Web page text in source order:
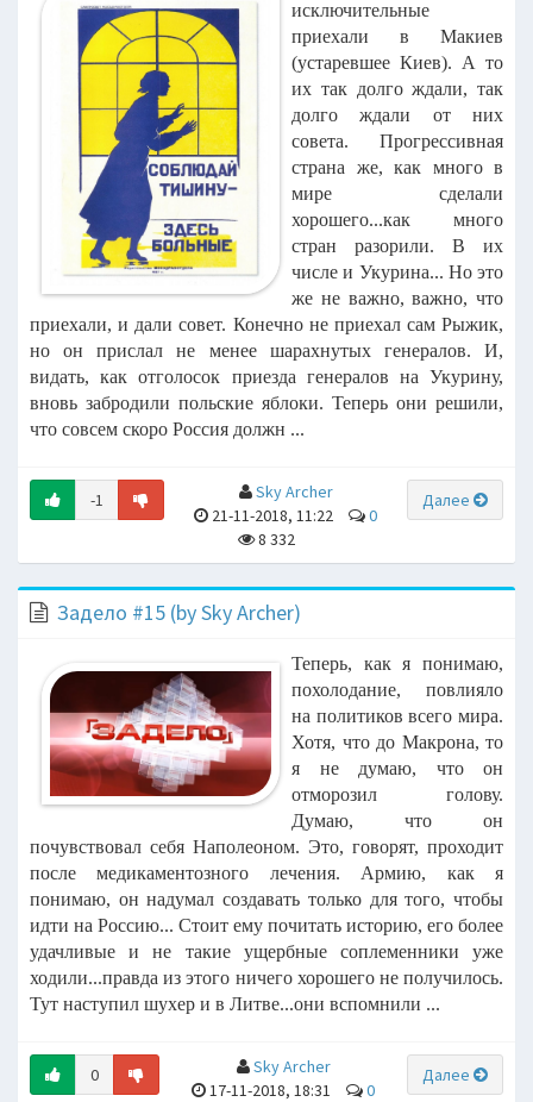
исключительные
приехали в Макиев
(устаревшее Киев). А то
их так долго ждали, так
долго ждали от них
совета. Прогрессивная
страна же, как много в
мире сделали
хорошего...как много
стран разорили. В их
числе и Укурина... Но это
же не важно, важно, что
приехали, и дали совет. Конечно не приехал сам Рыжик,
но он прислал не менее шарахнутых генералов. И,
видать, как отголосок приезда генералов на Укурину,
вновь забродили польские яблоки. Теперь они решили,
что совсем скоро Россия должн ...
-1 Далее
Sky Archer
21-11-2018, 11:22
0
8 332
Задело #15 (by Sky Archer)
Теперь, как я понимаю,
похолодание, повлияло
на политиков всего мира.
Хотя, что до Макрона, то
я не думаю, что он
отморозил голову.
Думаю, что он
почувствовал себя Наполеоном. Это, говорят, проходит
после медикаментозного лечения. Армию, как я
понимаю, он надумал создавать только для того, чтобы
идти на Россию... Стоит ему почитать историю, его более
удачливые и не такие ущербные соплеменники уже
ходили...правда из этого ничего хорошего не получилось.
Тут наступил шухер и в Литве...они вспомнили ...
0 Далее
Sky Archer
17-11-2018, 18:31
0